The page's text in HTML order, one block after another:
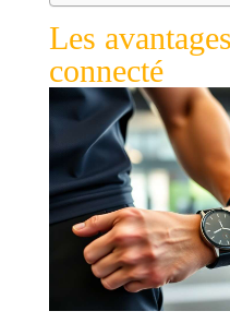
Les
connecté